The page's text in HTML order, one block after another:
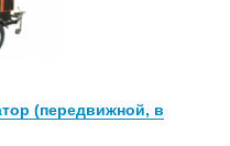
(передвижной, в